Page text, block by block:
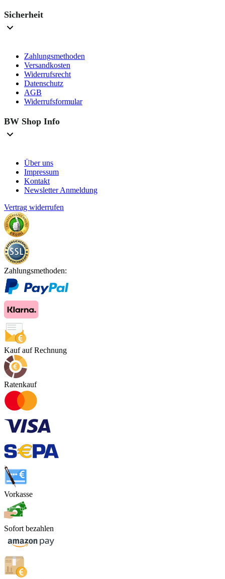
Sicherheit
Zahlungsmethoden
Versandkosten
Widerrufsrecht
Datenschutz
AGB
Widerrufsformular
BW Shop Info
Über uns
Impressum
Kontakt
Newsletter Anmeldung
Vertrag widerrufen
Zahlungsmethoden:
Kauf auf Rechnung
Ratenkauf
Vorkasse
Sofort bezahlen